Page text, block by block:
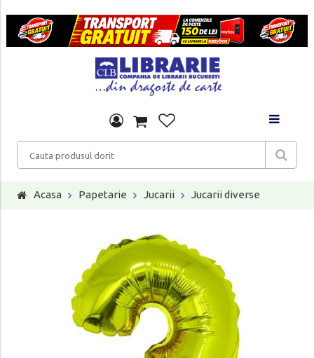
Acasa Papetarie Jucarii Jucarii diverse